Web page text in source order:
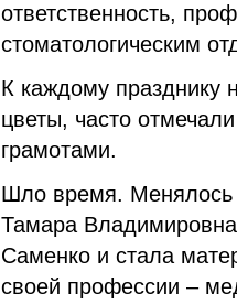
ответственность,
стоматологическим
К каждому празднику
цветы, часто
грамотами.
Шло время. Менялось
Тамара
Саменко и стала
своей профессии –